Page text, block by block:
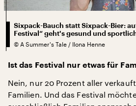
Sixpack-Bauch statt Sixpack-Bier:
Festival“ geht's gesund und
© A Summer's Tale / Ilona Henne
Ist das Festival nur etwas für
Nein, nur 20 Prozent aller
Familien. Und das Festival